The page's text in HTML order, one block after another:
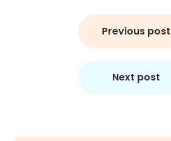
Previous post
Next post